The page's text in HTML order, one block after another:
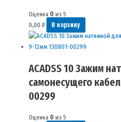
Оценка 0 из 5
0,00 ₽ В корзину
ACADSS 10 Зажим
самонесущего
00299
Оценка 0 из 5